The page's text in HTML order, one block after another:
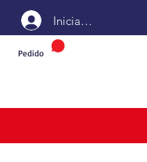
Pedido
Iniciar sesión